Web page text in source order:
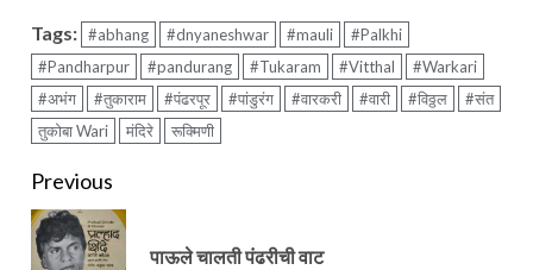
Tags: #abhang #dnyaneshwar #mauli
#Palkhi
#Pandharpur
#pandurang #Tukaram #Vitthal
#Warkari
#अभंग
#तुकाराम #पंढरपूर #पांडुरंग #वारकरी #वारी #विठ्ठल
#संत
तुकोबा Wari
मंदिरे रूक्मिणी
Continue
Previous
पाऊले चालती पंढरीची वाट